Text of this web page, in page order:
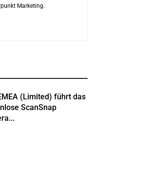
Marketing.
(Limited) führt das
ScanSnap